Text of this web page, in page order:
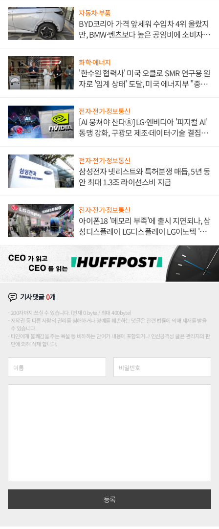
자동차·부품
BYD코리아 가격 앞세워 수입차 4위 올랐지
만, BMW·벤츠보다 높은 공임비에 소비자
화학·에너지
'한수원 협력사' 미국 오클로 SMR 연구용 원
자로 '임계 상태' 도달, 미국 에너지부 "중요
전자·전기·정보통신
[AI 뭉쳐야 산다⑧] LG·엔비디아 '피지컬 AI'
동맹 강화, 구광모 제조·데이터·기술 결집
전자·전기·정보통신
삼성전자 넷리스트와 특허분쟁 매듭, 5년 동
안 최대 1.3조 라이선스비 지급
전자·전기·정보통신
아이폰18 '메모리 부족'에 출시 지연되나, 삼
성디스플레이 LG디스플레이 LG이노텍 '탈
기사댓글0개
200자까지 쓰실 수 있습니다. (현재 0 byte / 최대 400byte)
저작권 등 다른 사람의 권리를 침해하거나 명예를 훼손하는 댓글은 관련 법률에 의해 제재를 받을
수 있습니다.
타인에게 불쾌감을 주는 욕설 등 비하하는 단어가 내용에 포함되거나 인신공격성 글은 관리자의 판
단에 의해 삭제 합니다.